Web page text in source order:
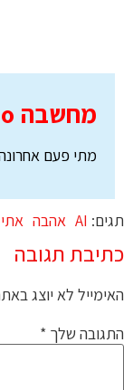
מחשבה ToGo
מתי פעם
תגים: AI אהבה
כתיבת תגובה
האימייל לא יוצג
התגובה שלך *